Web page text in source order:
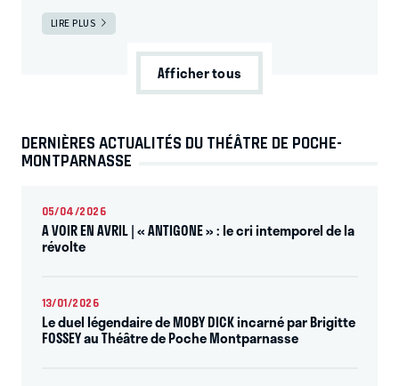
LIRE PLUS
Afficher tous
DERNIÈRES ACTUALITÉS DU THÉÂTRE DE POCHE-
MONTPARNASSE
05/04/2026
A VOIR EN AVRIL | « ANTIGONE » : le cri intemporel de la
révolte
13/01/2026
Le duel légendaire de MOBY DICK incarné par Brigitte
FOSSEY au Théâtre de Poche Montparnasse